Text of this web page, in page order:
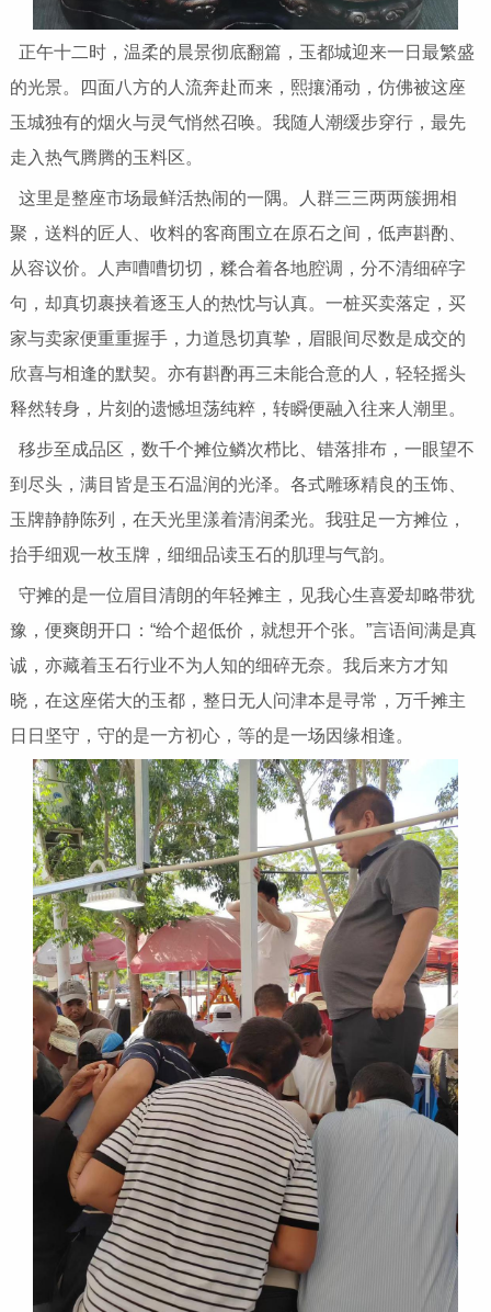
正午十二时，温柔的晨景彻底翻篇，玉都城迎来一日最繁盛
的光景。四面八方的人流奔赴而来，熙攘涌动，仿佛被这座
玉城独有的烟火与灵气悄然召唤。我随人潮缓步穿行，最先
走入热气腾腾的玉料区。
这里是整座市场最鲜活热闹的一隅。人群三三两两簇拥相
聚，送料的匠人、收料的客商围立在原石之间，低声斟酌、
从容议价。人声嘈嘈切切，糅合着各地腔调，分不清细碎字
句，却真切裹挟着逐玉人的热忱与认真。一桩买卖落定，买
家与卖家便重重握手，力道恳切真挚，眉眼间尽数是成交的
欣喜与相逢的默契。亦有斟酌再三未能合意的人，轻轻摇头
释然转身，片刻的遗憾坦荡纯粹，转瞬便融入往来人潮里。
移步至成品区，数千个摊位鳞次栉比、错落排布，一眼望不
到尽头，满目皆是玉石温润的光泽。各式雕琢精良的玉饰、
玉牌静静陈列，在天光里漾着清润柔光。我驻足一方摊位，
抬手细观一枚玉牌，细细品读玉石的肌理与气韵。
守摊的是一位眉目清朗的年轻摊主，见我心生喜爱却略带犹
豫，便爽朗开口：“给个超低价，就想开个张。”言语间满是真
诚，亦藏着玉石行业不为人知的细碎无奈。我后来方才知
晓，在这座偌大的玉都，整日无人问津本是寻常，万千摊主
日日坚守，守的是一方初心，等的是一场因缘相逢。